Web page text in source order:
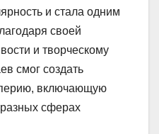
и стала одним
своей
и творческому
смог создать
включающую
сферах